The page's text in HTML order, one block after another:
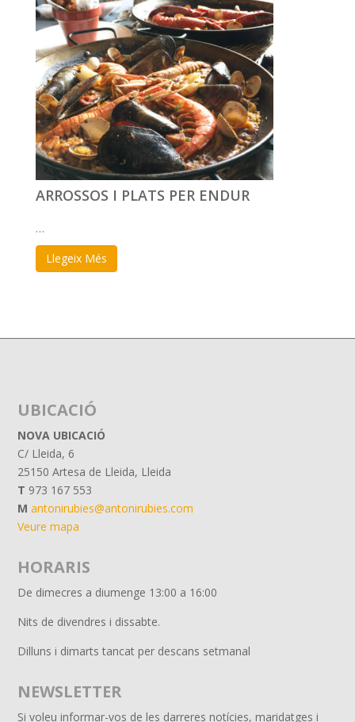
ARROSSOS I PLATS PER ENDUR
…
Llegeix Més
UBICACIÓ
NOVA UBICACIÓ
C/ Lleida, 6
25150 Artesa de Lleida, Lleida
T 973 167 553
M antonirubies@antonirubies.com
Veure mapa
HORARIS
De dimecres a diumenge 13:00 a 16:00
Nits de divendres i dissabte.
Dilluns i dimarts tancat per descans setmanal
NEWSLETTER
Si voleu informar-vos de les darreres notícies, maridatges i